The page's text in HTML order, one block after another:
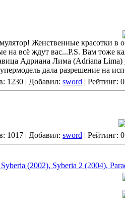
Женственные красотки
всё ждут вас...P.S. Вам тоже
Адриана Лима (Adriana
дала разрешение на
1230 | Добавил: sword | Рейтинг:
1017 | Добавил: sword | Рейтинг:
(2002), Syberia 2 (2004),